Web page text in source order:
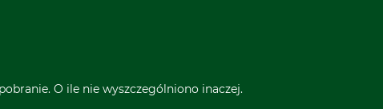
O ile nie wyszczególniono inaczej.